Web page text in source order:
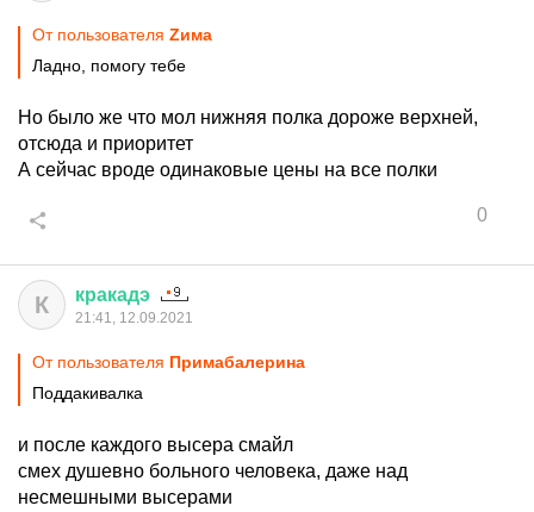
От пользователя Zима
Ладно, помогу тебе
Но было же что мол нижняя полка дороже верхней,
отсюда и приоритет
А сейчас вроде одинаковые цены на все полки
0
К кракадэ
21:41, 12.09.2021
От пользователя Примaбaлерина
Поддакивалка
и после каждого высера смайл
смех душевно больного человека, даже над
несмешными высерами